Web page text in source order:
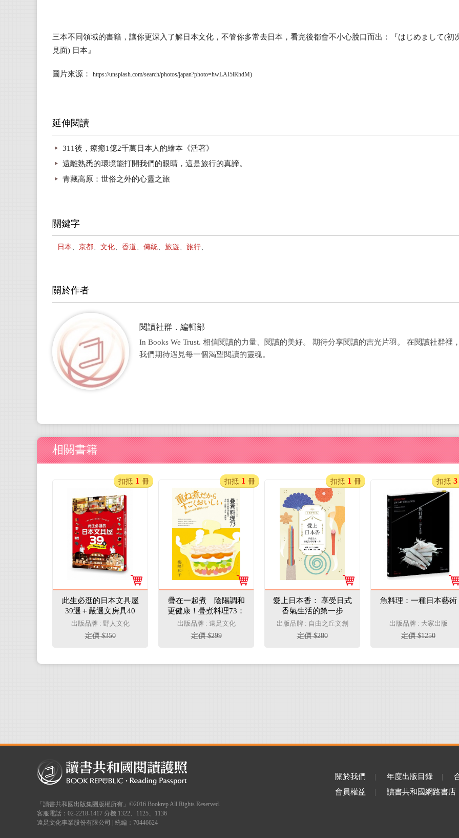
三本不同領域的書籍，讓你更深入了解日本文化，不管你多常去日本，看完後都會不小心脫口而出：『はじめまして(初
見面) 日本』
圖片來源： https://unsplash.com/search/photos/japan?photo=hwLAI5lRhdM)
延伸閱讀
311後，療癒1億2千萬日本人的繪本《活著》
遠離熟悉的環境能打開我們的眼睛，這是旅行的真諦。
青藏高原：世俗之外的心靈之旅
關鍵字
日本、 京都、 文化、 香道、 傳統、 旅遊、 旅行、
關於作者
閱讀社群．編輯部
In Books We Trust. 相信閱讀的力量、閱讀的美好。 期待分享閱讀的吉光片羽。 在閱讀社群裡
我們期待遇見每一個渴望閱讀的靈魂。
相關書籍
此生必逛的日本文具屋
39選＋嚴選文房具40
款！
出版品牌 : 野人文化
定價 $350
扣抵 1 冊
疊在一起煮 陰陽調和
更健康！疊煮料理73：
風靡日本的料理新觀
念 省時+節能+美味一
鍋搞定
出版品牌 : 遠足文化
定價 $299
扣抵 1 冊
愛上日本香： 享受日式
香氣生活的第一步
出版品牌 : 自由之丘文創
定價 $280
扣抵 1 冊
魚料理：一種日本藝術
出版品牌 : 大家出版
定價 $1250
扣抵 3
關於我們 | 年度出版目錄 |
會員權益
| 讀書共和國網路書店
「讀書共和國出版集團版權所有」©2016 Bookrep All Rights Reserved.
客服電話：02-2218-1417 分機 1322、1125、1136
遠足文化事業股份有限公司 | 統編：70446624